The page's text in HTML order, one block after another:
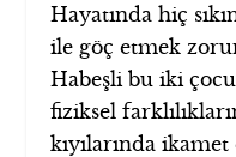
Hayatında hiç
ile göç etmek
Habeşli bu iki
fiziksel
kıyılarında